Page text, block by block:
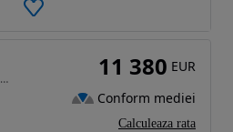
1995 cm3 • 184 CP • RAR Efectuat/Panorama/Lane Assist/Side Assist/Garantie/Rate/ 11 380 EUR
Conform mediei
Calculeaza rata